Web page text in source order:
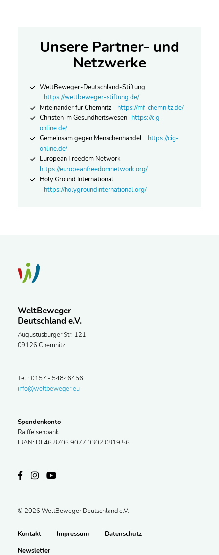
Unsere Partner- und
Netzwerke
WeltBeweger-Deutschland-Stiftung
https://weltbeweger-stiftung.de/
Miteinander für Chemnitz https://mf-chemnitz.de/
Christen im Gesundheitswesen https://cig-
online.de/
Gemeinsam gegen Menschenhandel https://cig-
online.de/
European Freedom Network
https://europeanfreedomnetwork.org/
Holy Ground International
https://holygroundinternational.org/
WeltBeweger
Deutschland e.V.
Augustusburger Str. 121
09126 Chemnitz
Tel.: 0157 - 54846456
info@weltbeweger.eu
Spendenkonto
Raiffeisenbank
IBAN: DE46 8706 9077 0302 0819 56
© 2026 WeltBeweger Deutschland e.V.
Kontakt Impressum
Datenschutz
Newsletter